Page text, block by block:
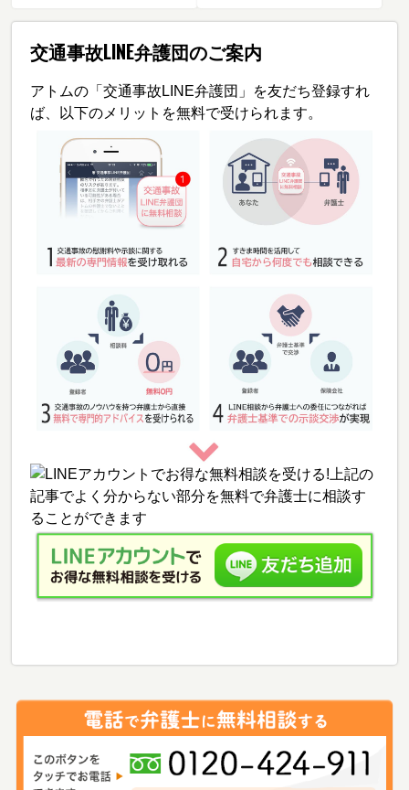
交通事故LINE弁護団のご案内
アトムの「交通事故LINE弁護団」を友だち登録すれ
ば、以下のメリットを無料で受けられます。